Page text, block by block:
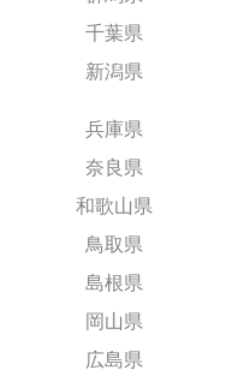
千葉県
新潟県
兵庫県
奈良県
和歌山県
鳥取県
島根県
岡山県
広島県